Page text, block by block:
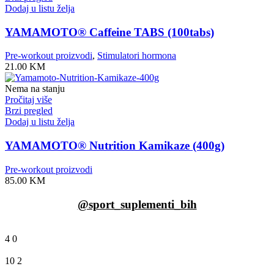
Dodaj u listu želja
YAMAMOTO® Caffeine TABS (100tabs)
Pre-workout proizvodi, Stimulatori hormona
21.00 KM
Nema na stanju
Pročitaj više
Brzi pregled
Dodaj u listu želja
YAMAMOTO® Nutrition Kamikaze (400g)
Pre-workout proizvodi
85.00 KM
@sport_suplementi_bih
4 0
10 2